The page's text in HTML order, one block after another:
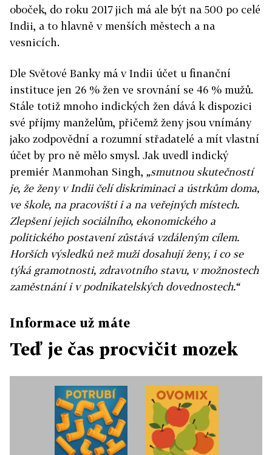
oboček, do roku 2017 jich má ale být na 500 po celé
Indii, a to hlavně v menších městech a na
vesnicích.
Dle Světové Banky má v Indii účet u finanční
instituce jen 26 % žen ve srovnání se 46 % mužů.
Stále totiž mnoho indických žen dává k dispozici
své příjmy manželům, přičemž ženy jsou vnímány
jako zodpovědní a rozumní střadatelé a mít vlastní
účet by pro ně mělo smysl. Jak uvedl indický
premiér Manmohan Singh, „smutnou skutečností
je, že ženy v Indii čelí diskriminaci a ústrkům doma,
ve škole, na pracovišti i a na veřejných místech.
Zlepšení jejich sociálního, ekonomického a
politického postavení zůstává vzdáleným cílem.
Horších výsledků než muži dosahují ženy, i co se
týká gramotnosti, zdravotního stavu, v možnostech
zaměstnání i v podnikatelských dovednostech.“
Informace už máte
Teď je čas procvičit mozek